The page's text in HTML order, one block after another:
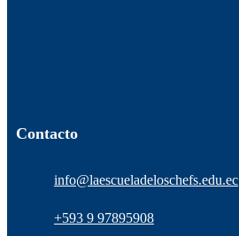
Contacto
info@laescueladeloschefs.edu.ec
+593 9 97895908